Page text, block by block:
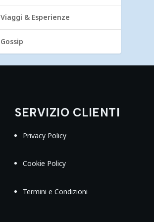
Viaggi & Esperienze
Gossip
SERVIZIO CLIENTI
Privacy Policy
Cookie Policy
Termini e Condizioni